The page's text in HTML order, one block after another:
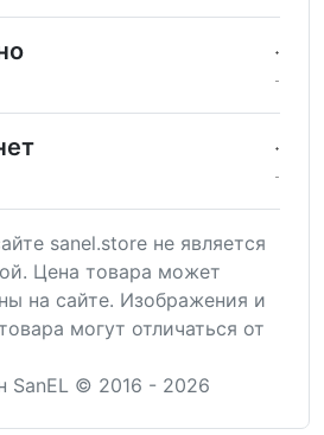
sanel.store не является
Цена товара может
на сайте. Изображения и
могут отличаться от
SanEL © 2016 - 2026